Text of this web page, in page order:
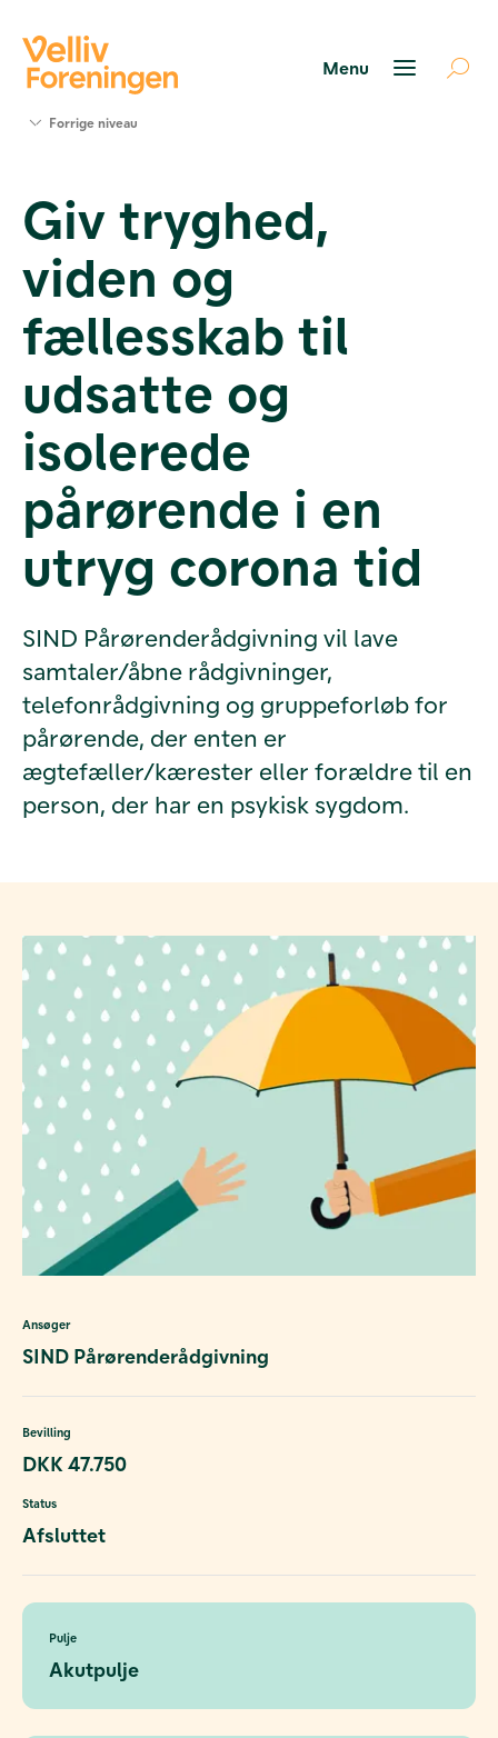
Værktøjer
og viden
Om Velliv
Foreningen
os
Forrige niveau
Giv tryghed,
viden og
fællesskab til
udsatte og
isolerede
pårørende i en
utryg corona tid
SIND Pårørenderådgivning vil lave
samtaler/åbne rådgivninger,
telefonrådgivning og gruppeforløb for
pårørende, der enten er
ægtefæller/kærester eller forældre til en
person, der har en psykisk sygdom.
Ansøger
SIND Pårørenderådgivning
Bevilling
DKK 47.750
Status
Afsluttet
Pulje
Akutpulje